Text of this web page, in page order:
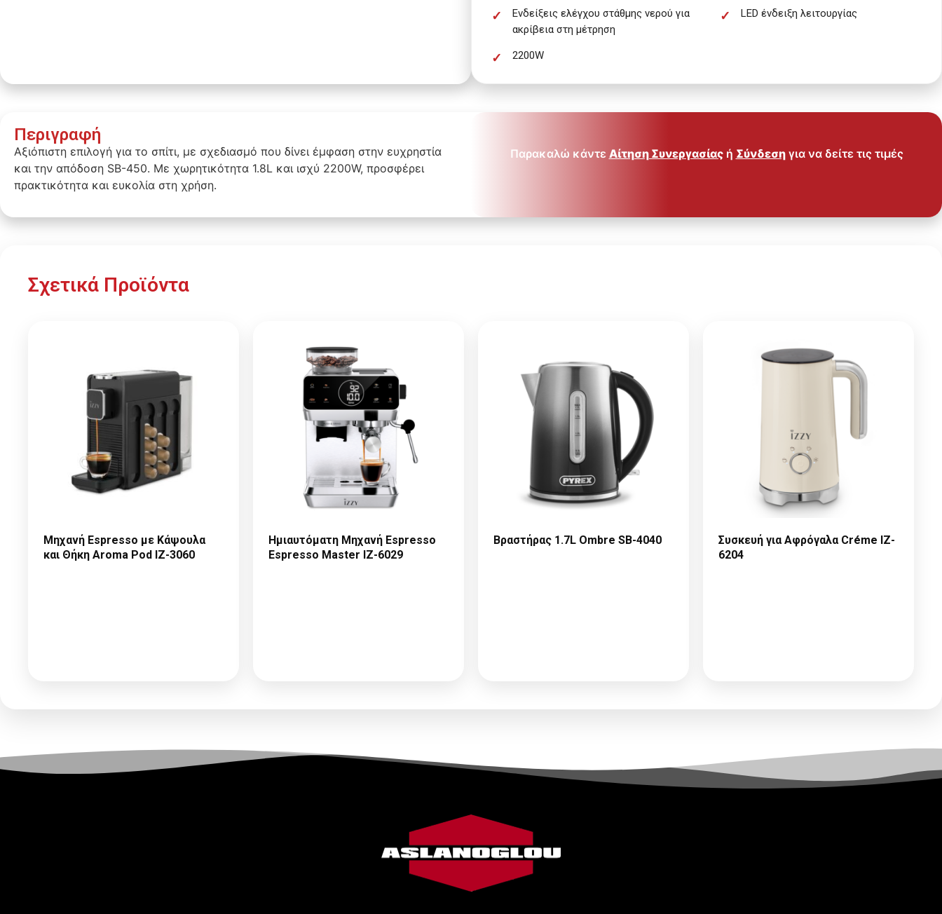
Ενδείξεις ελέγχου στάθμης νερού για
ακρίβεια στη μέτρηση
LED ένδειξη λειτουργίας
2200W
Περιγραφή
Αξιόπιστη επιλογή για το σπίτι, με σχεδιασμό που δίνει έμφαση στην ευχρηστία
και την απόδοση SB-450. Με χωρητικότητα 1.8L και ισχύ 2200W, προσφέρει
πρακτικότητα και ευκολία στη χρήση.
Παρακαλώ κάντε Αίτηση Συνεργασίαςή Σύνδεσηγια να δείτε τις τιμές
Σχετικά Προϊόντα
Μηχανή Espresso με Κάψουλα
και Θήκη Aroma Pod IZ-3060
Ημιαυτόματη Μηχανή Espresso
Espresso Master IZ-6029
Βραστήρας 1.7L Ombre SB-4040
Συσκευή για Αφρόγαλα Créme IZ-
6204